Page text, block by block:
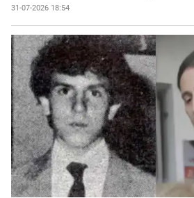
31-07-2026 18:54